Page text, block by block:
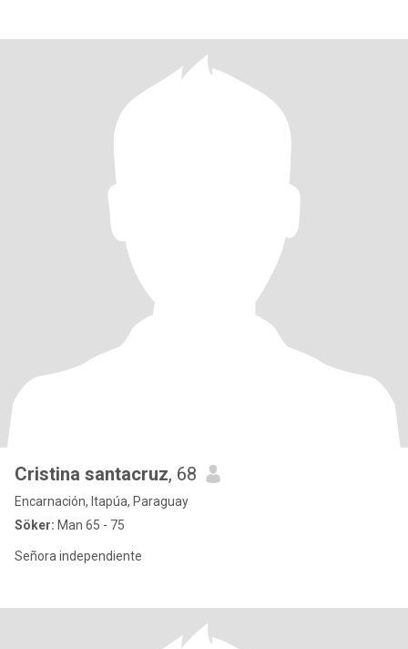
Cristina santacruz, 68
Encarnación, Itapúa, Paraguay
Söker: Man 65 - 75
Señora independiente